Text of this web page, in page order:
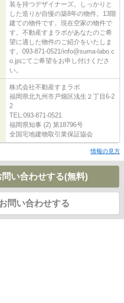
装を持つデザイナーズ。しっかりと
した造りが自慢の築8年の物件。13階
建ての物件です。現在空家の物件で
す。不動産すまラボがあなたのご希
望に適した物件のご紹介をいたしま
す。093-871-0521/info@suma-labo.c
o.jpにてご希望をお申し付けくださ
い。
株式会社不動産すまラボ
福岡県北九州市戸畑区浅生２丁目6-2
2
TEL:093-871-0521
福岡県知事 (2) 第18796号
全国宅地建物取引業保証協会
情報の見方
い合わせする(無料)
問い合わせする